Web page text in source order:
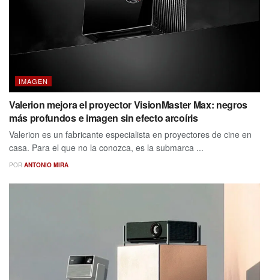
IMAGEN
Valerion mejora el proyector VisionMaster Max: negros
más profundos e imagen sin efecto arcoíris
Valerion es un fabricante especialista en proyectores de cine en
casa. Para el que no la conozca, es la submarca ...
POR ANTONIO MIRA